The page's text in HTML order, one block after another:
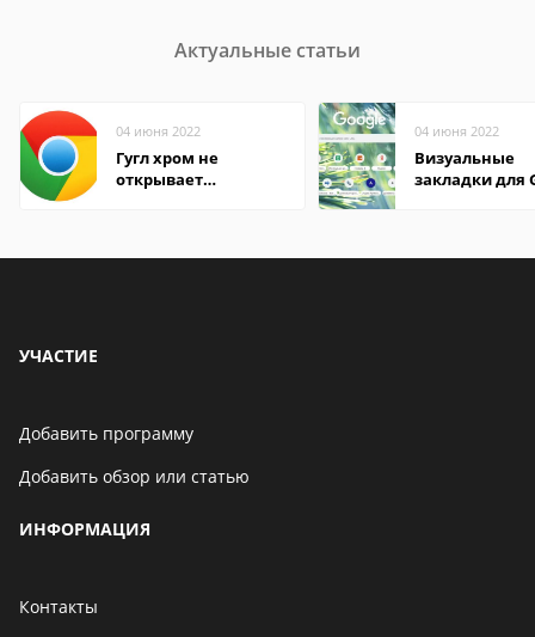
Актуальные статьи
04 июня 2022
Гугл хром не
открывает
04 июня 2022
Визуальные
закладки для
УЧАСТИЕ
Добавить программу
Добавить обзор или статью
ИНФОРМАЦИЯ
Контакты